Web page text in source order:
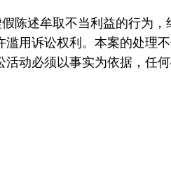
陈述牟取不当利益的行为
用诉讼权利。本案的处理
动必须以事实为依据，任